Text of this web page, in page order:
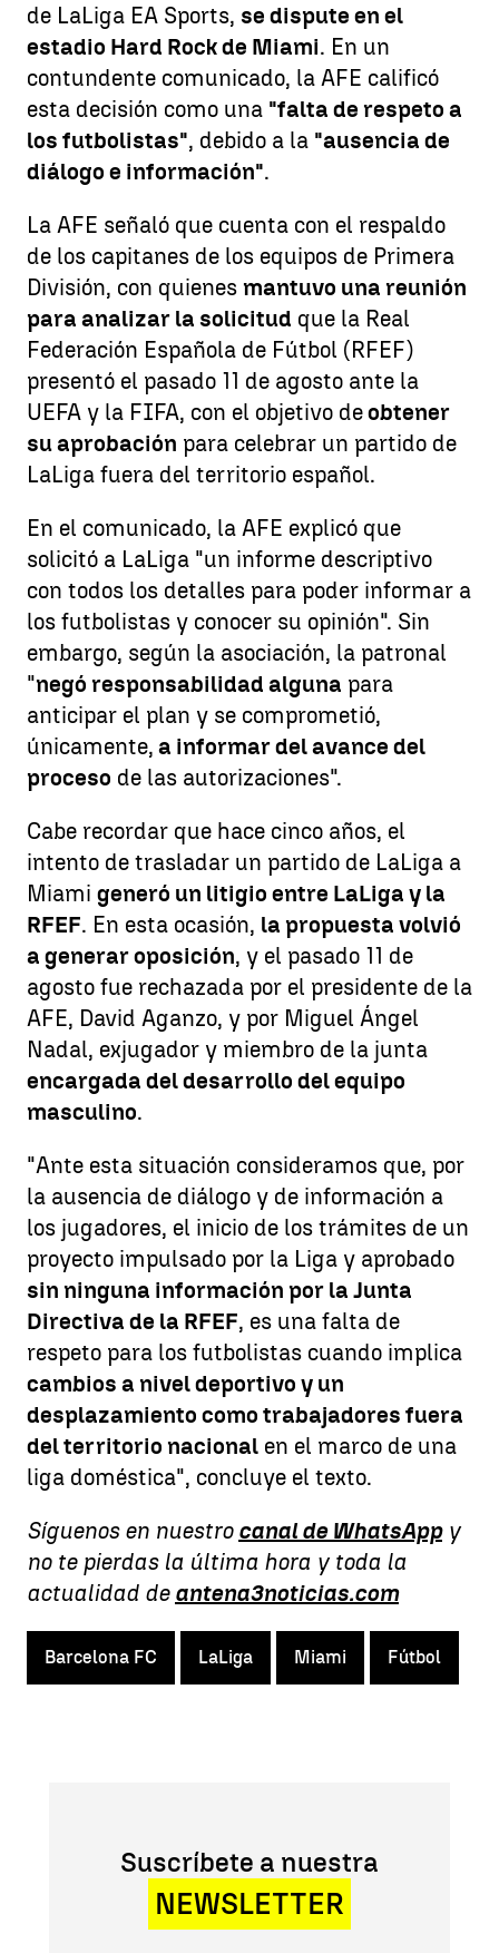
de LaLiga EA Sports, se dispute en el
estadio Hard Rock de Miami. En un
contundente comunicado, la AFE calificó
esta decisión como una "falta de respeto a
los futbolistas", debido a la "ausencia de
diálogo e información".
La AFE señaló que cuenta con el respaldo
de los capitanes de los equipos de Primera
División, con quienes mantuvo una reunión
para analizar la solicitud que la Real
Federación Española de Fútbol (RFEF)
presentó el pasado 11 de agosto ante la
UEFA y la FIFA, con el objetivo deobtener
su aprobación para celebrar un partido de
LaLiga fuera del territorio español.
En el comunicado, la AFE explicó que
solicitó a LaLiga "un informe descriptivo
con todos los detalles para poder informar a
los futbolistas y conocer su opinión". Sin
embargo, según la asociación, la patronal
"negó responsabilidad alguna para
anticipar el plan y se comprometió,
únicamente, a informar del avance del
proceso de las autorizaciones".
Cabe recordar que hace cinco años, el
intento de trasladar un partido de LaLiga a
Miami generó un litigio entre LaLiga y la
RFEF. En esta ocasión, la propuesta volvió
a generar oposición, y el pasado 11 de
agosto fue rechazada por el presidente de la
AFE, David Aganzo, y por Miguel Ángel
Nadal, exjugador y miembro de la junta
encargada del desarrollo del equipo
masculino.
"Ante esta situación consideramos que, por
la ausencia de diálogo y de información a
los jugadores, el inicio de los trámites de un
proyecto impulsado por la Liga y aprobado
sin ninguna información por la Junta
Directiva de la RFEF, es una falta de
respeto para los futbolistas cuando implica
cambios a nivel deportivo y un
desplazamiento como trabajadores fuera
del territorio nacional en el marco de una
liga doméstica", concluye el texto.
Síguenos en nuestro canal de WhatsAppy
no te pierdas la última hora y toda la
actualidad de antena3noticias.com
Barcelona FC LaLiga Miami Fútbol
Suscríbete a nuestra
NEWSLETTER